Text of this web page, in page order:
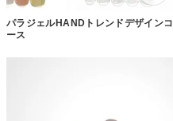
パラジェルHANDトレンドデザインコ
ース